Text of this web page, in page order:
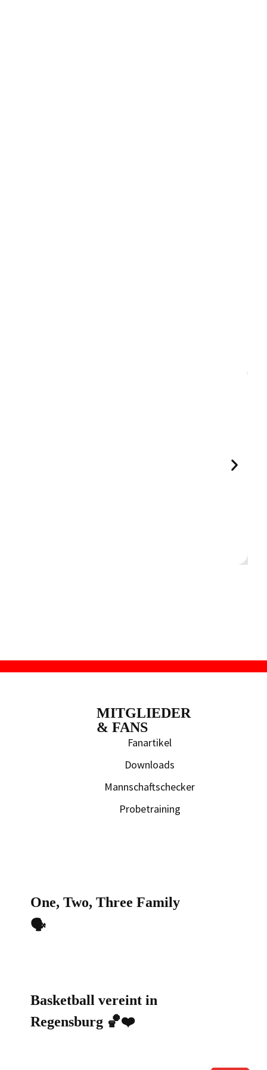
MITGLIEDER
& FANS
Fanartikel
Downloads
Mannschaftschecker
Probetraining
One, Two, Three Family
🗣️
Basketball vereint in
Regensburg 🏀❤️